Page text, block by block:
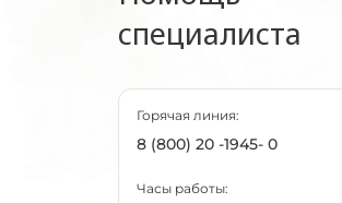
специалиста
Горячая линия:
8 (800) 20 -1945- 0
Часы работы: